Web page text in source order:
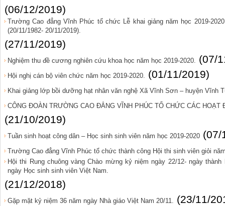
(06/12/2019)
Trường Cao đẳng Vĩnh Phúc tổ chức Lễ khai giảng năm học 2019-
(20/11/1982- 20/11/2019).
(27/11/2019)
Nghiệm thu đề cương nghiên cứu khoa học năm học 2019-2020. (07/
Hội nghị cán bộ viên chức năm học 2019-2020. (01/11/2019)
Khai giảng lớp bồi dưỡng hạt nhân văn nghệ Xã Vĩnh Sơn – huyện Vĩnh
CÔNG ĐOÀN TRƯỜNG CAO ĐẲNG VĨNH PHÚC TỔ CHỨC CÁC HOẠT
(21/10/2019)
Tuần sinh hoạt công dân – Học sinh sinh viên năm học 2019-2020 (07/
Trường Cao đẳng Vĩnh Phúc tổ chức thành công Hội thi sinh viên giỏi
Hội thi Rung chuông vàng Chào mừng kỷ niệm ngày 22/12- ngày
ngày Học sinh sinh viên Việt Nam.
(21/12/2018)
Gặp mặt kỷ niệm 36 năm ngày Nhà giáo Việt Nam 20/11. (23/11/